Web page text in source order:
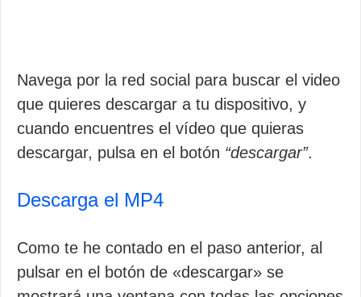
Navega por la red social para buscar el video
que quieres descargar a tu dispositivo, y
cuando encuentres el vídeo que quieras
descargar, pulsa en el botón “descargar”.
Descarga el MP4
Como te he contado en el paso anterior, al
pulsar en el botón de «descargar» se